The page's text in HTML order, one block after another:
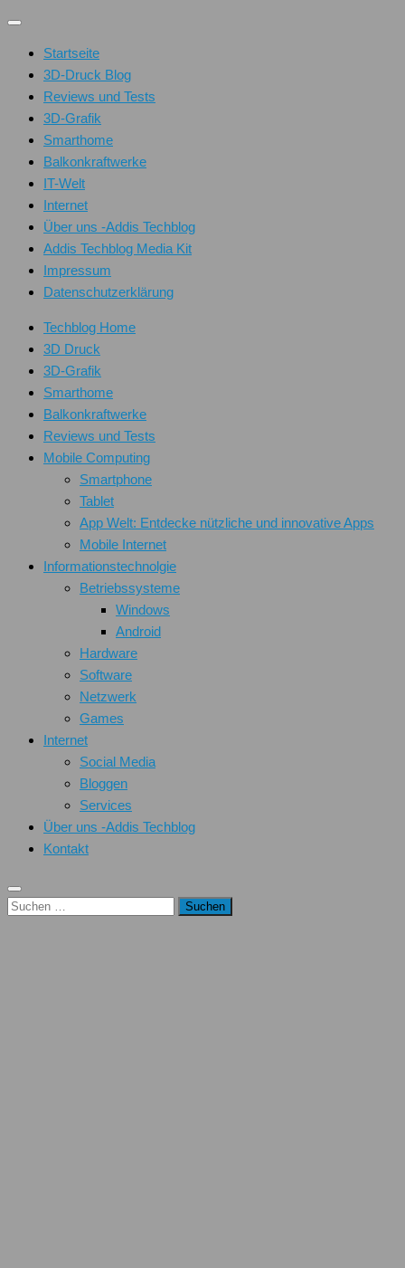
Unter
Inhalt
Startseite
3D-Druck Blog
Reviews und Tests
3D-Grafik
Smarthome
Balkonkraftwerke
IT-Welt
Internet
Über uns -Addis Techblog
Addis Techblog Media Kit
Impressum
Datenschutzerklärung
Techblog Home
3D Druck
3D-Grafik
Smarthome
Balkonkraftwerke
Reviews und Tests
Mobile Computing
Smartphone
Tablet
App Welt: Entdecke nützliche und innovative Apps
Mobile Internet
Informationstechnolgie
Betriebssysteme
Windows
Android
Hardware
Software
Netzwerk
Games
Internet
Social Media
Bloggen
Services
Über uns -Addis Techblog
Kontakt
Suchen